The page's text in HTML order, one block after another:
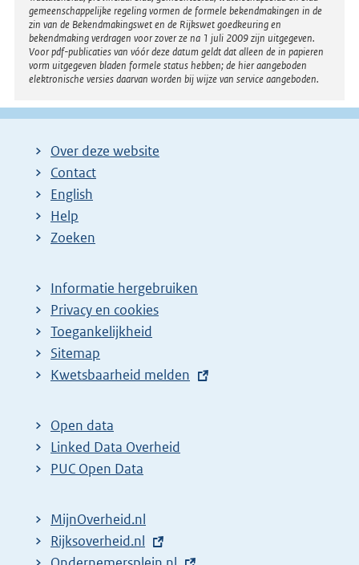
gemeenschappelijke regeling vormen de formele bekendmakingen in de
zin van de Bekendmakingswet en de Rijkswet goedkeuring en
bekendmaking verdragen voor zover ze na 1 juli 2009 zijn uitgegeven.
Voor pdf-publicaties van vóór deze datum geldt dat alleen de in papieren
vorm uitgegeven bladen formele status hebben; de hier aangeboden
elektronische versies daarvan worden bij wijze van service aangeboden.
Over deze website
Contact
English
Help
Zoeken
Informatie hergebruiken
Privacy en cookies
Toegankelijkheid
Sitemap
E
t
e
r
l
i
Kwetsbaarheid melden
Open data
Linked Data Overheid
PUC Open Data
MijnOverheid.nl
E
Rijksoverheid.nl